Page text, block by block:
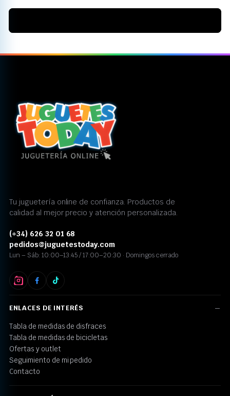
Tu juguetería online de confianza. Productos de
calidad al mejor precio y atención personalizada.
(+34) 626 32 01 68
pedidos@juguetestoday.com
Lun – Sáb: 10:00–13:45 / 17:00–20:30 · Domingos cerrado
ENLACES DE INTERÉS
Tabla de medidas de disfraces
Tabla de medidas de bicicletas
Ofertas y outlet
Seguimiento de mi pedido
Contacto